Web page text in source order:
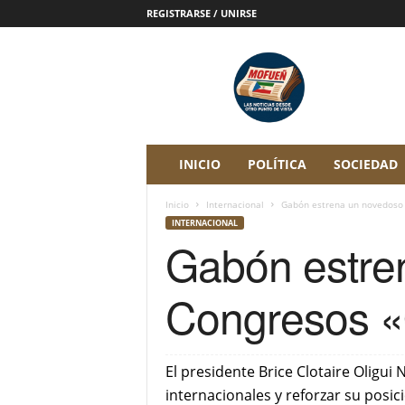
REGISTRARSE / UNIRSE
INICIO POLÍTICA SOCIEDAD
Inicio Internacional Gabón estrena un
INTERNACIONAL
Gabón
Congresos
El presidente Brice Clotaire Oligui
internacionales y reforzar su